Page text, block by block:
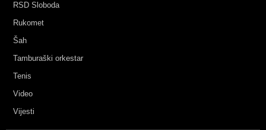
RSD Sloboda
Rukomet
Šah
Tamburaški orkestar
Tenis
Video
Vijesti